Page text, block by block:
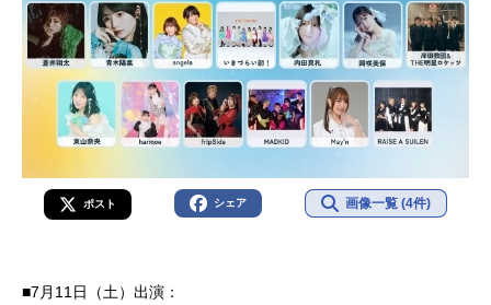
ポスト シェア 画像一覧 (4件)
■7月11日（土）出演：